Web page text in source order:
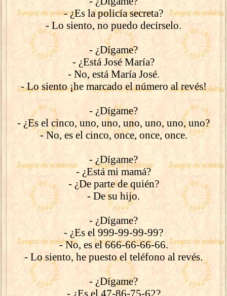
- ¿Es la policía secreta?
- Lo siento, no puedo decírselo.
- ¿Dígame?
- ¿Está José María?
- No, está María José.
- Lo siento ¡he marcado el número al revés!
- ¿Dígame?
- ¿Es el cinco, uno, uno, uno, uno, uno, uno?
- No, es el cinco, once, once, once.
- ¿Dígame?
- ¿Está mi mamá?
- ¿De parte de quién?
- De su hijo.
- ¿Dígame?
- ¿Es el 999-99-99-99?
- No, es el 666-66-66-66.
- Lo siento, he puesto el teléfono al revés.
- ¿Dígame?
- ¿Es el 47-86-75-62?